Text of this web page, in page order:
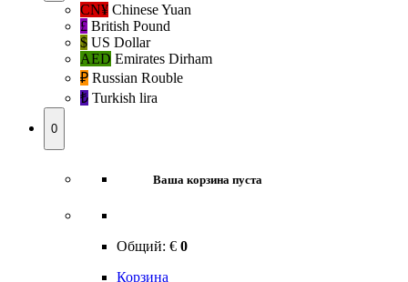
CN¥ Chinese Yuan
£ British Pound
$ US Dollar
AED Emirates Dirham
₽‎ Russian Rouble
₺‎ Turkish lira
0
Ваша корзина пуста
Общий: € 0
Корзина